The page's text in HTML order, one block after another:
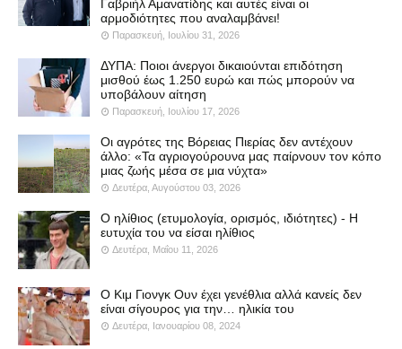
Γαβριήλ Αμανατίδης και αυτές είναι οι
αρμοδιότητες που αναλαμβάνει!
Παρασκευή, Ιουλίου 31, 2026
ΔΥΠΑ: Ποιοι άνεργοι δικαιούνται επιδότηση
μισθού έως 1.250 ευρώ και πώς μπορούν να
υποβάλουν αίτηση
Παρασκευή, Ιουλίου 17, 2026
Οι αγρότες της Βόρειας Πιερίας δεν αντέχουν
άλλο: «Τα αγριογούρουνα μας παίρνουν τον κόπο
μιας ζωής μέσα σε μια νύχτα»
Δευτέρα, Αυγούστου 03, 2026
Ο ηλίθιος (ετυμολογία, ορισμός, ιδιότητες) - Η
ευτυχία του να είσαι ηλίθιος
Δευτέρα, Μαΐου 11, 2026
Ο Κιμ Γιονγκ Ουν έχει γενέθλια αλλά κανείς δεν
είναι σίγουρος για την… ηλικία του
Δευτέρα, Ιανουαρίου 08, 2024